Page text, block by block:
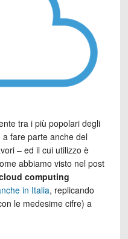
tra i più popolari degli
fare parte anche del
– ed il cui utilizzo è
abbiamo visto nel post
computing
in Italia, replicando
le medesime cifre) a